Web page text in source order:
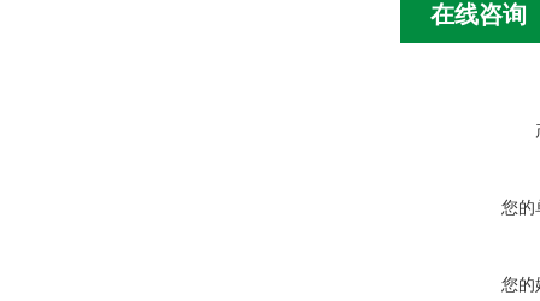
在线咨询
您的
您的